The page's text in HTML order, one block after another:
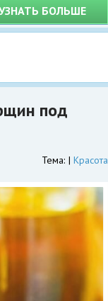
БОЛЬШЕ
под
Тема: Красота